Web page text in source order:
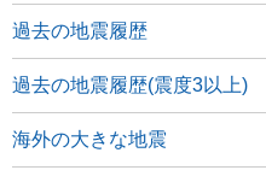
過去の地震履歴
過去の地震履歴(震度3以上)
海外の大きな地震